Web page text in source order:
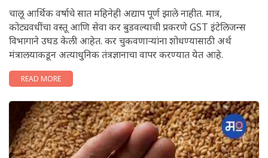
चालू आर्थिक वर्षाचे सात महिनेही अद्याप पूर्ण झाले नाहीत. मात्र,
कोट्यवधींचा वस्तू आणि सेवा कर बुडवल्याची प्रकरणे GST इंटेलिजन्स
विभागाने उघड केली आहेत. कर चुकवणाऱ्यांना शोधण्यासाठी अर्थ
मंत्रालयाकडून अत्याधुनिक तंत्रज्ञानाचा वापर करण्यात येत आहे.
READ MORE